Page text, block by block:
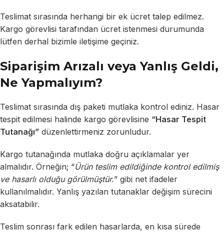
Teslimat sırasında herhangi bir ek ücret talep edilmez.
Kargo görevlisi tarafından ücret istenmesi durumunda
lütfen derhal bizimle iletişime geçiniz.
Siparişim Arızalı veya Yanlış Geldi,
Ne Yapmalıyım?
Teslimat sırasında dış paketi mutlaka kontrol ediniz. Hasar
tespit edilmesi halinde kargo görevlisine “Hasar Tespit
Tutanağı” düzenlettirmeniz zorunludur.
Kargo tutanağında mutlaka doğru açıklamalar yer
almalıdır. Örneğin; “Ürün teslim edildiğinde kontrol edilmiş
ve hasarlı olduğu görülmüştür.” gibi net ifadeler
kullanılmalıdır. Yanlış yazılan tutanaklar değişim sürecini
aksatabilir.
Teslim sonrası fark edilen hasarlarda, en kısa sürede